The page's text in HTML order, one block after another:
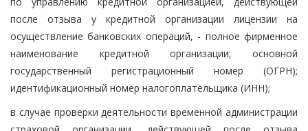
после отзыва у кредитной организации лицензии на
осуществление банковских операций, - полное фирменное
наименование кредитной организации; основной
государственный регистрационный номер (ОГРН);
идентификационный номер налогоплательщика (ИНН);
в случае проверки деятельности временной администрации